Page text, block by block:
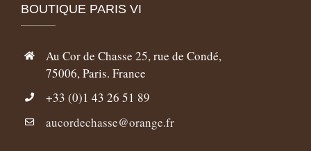
BOUTIQUE PARIS VI
Au Cor de Chasse 25, rue de Condé,
75006, Paris. France
+33 (0)1 43 26 51 89
aucordechasse@orange.fr